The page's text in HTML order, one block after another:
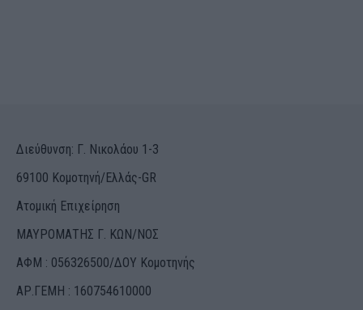
Διεύθυνση: Γ. Νικολάου 1-3
69100 Κομοτηνή/Ελλάς-GR
Ατομική Επιχείρηση
ΜΑΥΡΟΜΑΤΗΣ Γ. ΚΩΝ/ΝΟΣ
ΑΦΜ : 056326500/ΔOΥ Κομοτηνής
ΑΡ.ΓΕΜΗ : 160754610000